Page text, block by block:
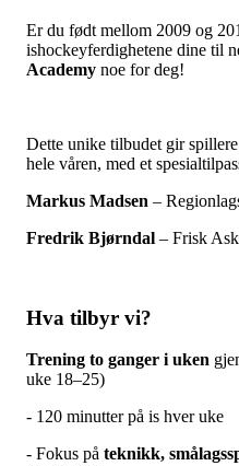
Er du født mellom 2009 og
ishockeyferdighetene dine til
Academy noe for deg!
Dette unike tilbudet gir
hele våren, med et
Markus Madsen –
Fredrik Bjørndal – Frisk
Hva tilbyr vi?
Trening to ganger i uken
uke 18–25)
- 120 minutter på is hver uke
- Fokus på teknikk,